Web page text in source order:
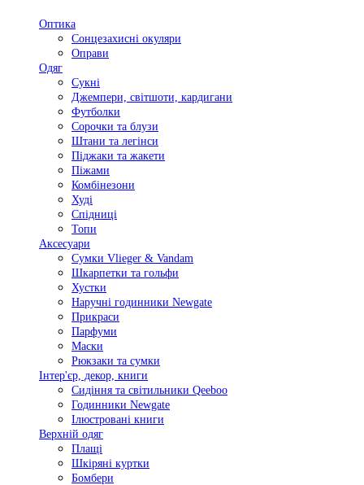
Оптика
Сонцезахисні окуляри
Оправи
Одяг
Сукні
Джемпери, світшоти, кардигани
Футболки
Сорочки та блузи
Штани та легінси
Піджаки та жакети
Піжами
Комбінезони
Худі
Спідниці
Топи
Аксесуари
Сумки Vlieger & Vandam
Шкарпетки та гольфи
Хустки
Наручні годинники Newgate
Прикраси
Парфуми
Маски
Рюкзаки та сумки
Інтер'єр, декор, книги
Сидіння та світильники Qeeboo
Годинники Newgate
Ілюстровані книги
Верхній одяг
Плащі
Шкіряні куртки
Бомбери